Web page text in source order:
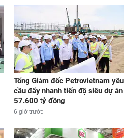
Tổng Giám đốc Petrovietnam yêu
cầu đẩy nhanh tiến độ siêu dự án
57.600 tỷ đồng
6 giờ trước